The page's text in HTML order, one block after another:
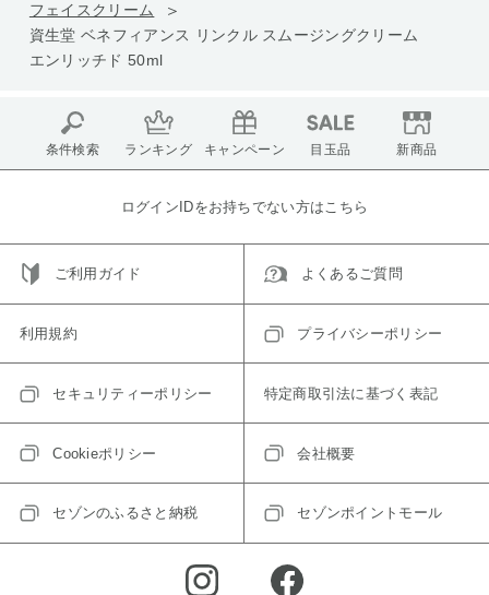
フェイスクリーム
資生堂 ベネフィアンス リンクル スムージングクリーム
エンリッチド 50ml
条件検索 ランキング キャンペーン 目玉品 新商品
ログインIDをお持ちでない方はこちら
ご利用ガイド よくあるご質問
利用規約 プライバシーポリシー
セキュリティーポリシー 特定商取引法に基づく表記
Cookieポリシー 会社概要
セゾンのふるさと納税 セゾンポイントモール